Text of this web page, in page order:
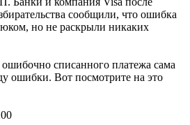
сообщили, что ошибка
но не раскрыли никаких
списанного платежа сама
ошибки. Вот посмотрите на это